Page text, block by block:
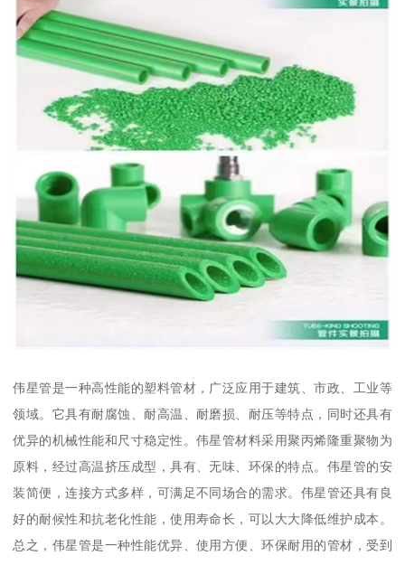
伟星管是一种高性能的塑料管材，广泛应用于建筑、市政、工业等
领域。它具有耐腐蚀、耐高温、耐磨损、耐压等特点，同时还具有
优异的机械性能和尺寸稳定性。伟星管材料采用聚丙烯隆重聚物为
原料，经过高温挤压成型，具有、无味、环保的特点。伟星管的安
装简便，连接方式多样，可满足不同场合的需求。伟星管还具有良
好的耐候性和抗老化性能，使用寿命长，可以大大降低维护成本。
总之，伟星管是一种性能优异、使用方便、环保耐用的管材，受到